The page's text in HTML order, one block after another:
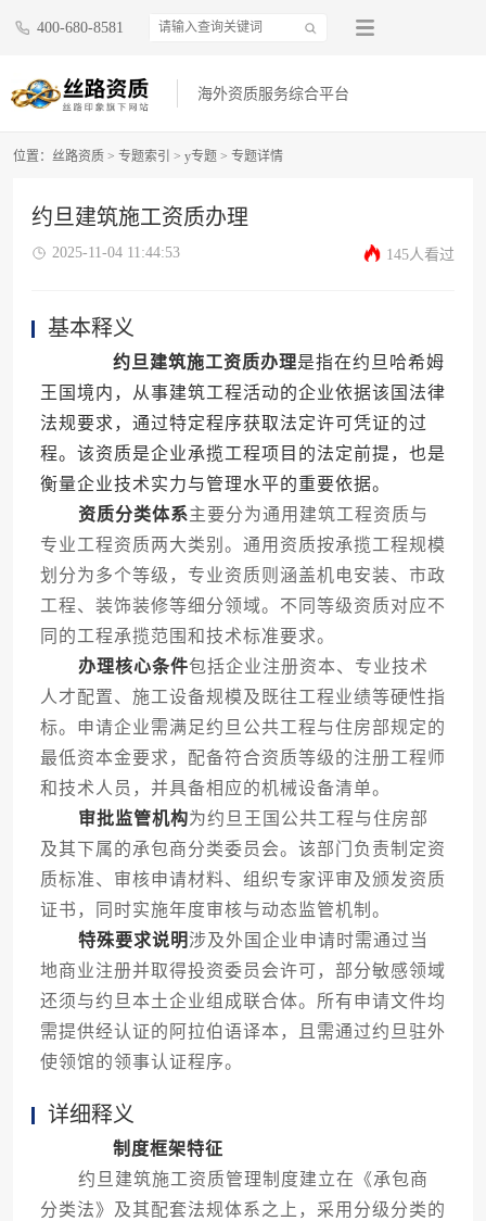
400-680-8581
海外资质服务综合平台
位置： 丝路资质 > 专题索引 > y专题 > 专题详情
约旦建筑施工资质办理
2025-11-04 11:44:53 145人看过
基本释义
约旦建筑施工资质办理是指在约旦哈希姆
王国境内，从事建筑工程活动的企业依据该国法律
法规要求，通过特定程序获取法定许可凭证的过
程。该资质是企业承揽工程项目的法定前提，也是
衡量企业技术实力与管理水平的重要依据。
资质分类体系主要分为通用建筑工程资质与
专业工程资质两大类别。通用资质按承揽工程规模
划分为多个等级，专业资质则涵盖机电安装、市政
工程、装饰装修等细分领域。不同等级资质对应不
同的工程承揽范围和技术标准要求。
办理核心条件包括企业注册资本、专业技术
人才配置、施工设备规模及既往工程业绩等硬性指
标。申请企业需满足约旦公共工程与住房部规定的
最低资本金要求，配备符合资质等级的注册工程师
和技术人员，并具备相应的机械设备清单。
审批监管机构为约旦王国公共工程与住房部
及其下属的承包商分类委员会。该部门负责制定资
质标准、审核申请材料、组织专家评审及颁发资质
证书，同时实施年度审核与动态监管机制。
特殊要求说明涉及外国企业申请时需通过当
地商业注册并取得投资委员会许可，部分敏感领域
还须与约旦本土企业组成联合体。所有申请文件均
需提供经认证的阿拉伯语译本，且需通过约旦驻外
使领馆的领事认证程序。
详细释义
制度框架特征
约旦建筑施工资质管理制度建立在《承包商
分类法》及其配套法规体系之上，采用分级分类的